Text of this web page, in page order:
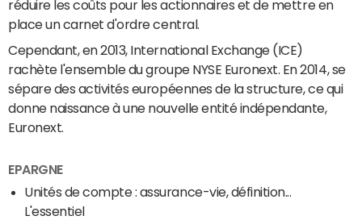
réduire les coûts pour les actionnaires et de mettre en
place un carnet d'ordre central.
Cependant, en 2013, International Exchange (ICE)
rachète l'ensemble du groupe NYSE Euronext. En 2014, se
sépare des activités européennes de la structure, ce qui
donne naissance à une nouvelle entité indépendante,
Euronext.
EPARGNE
Unités de compte : assurance-vie, définition...
L'essentiel